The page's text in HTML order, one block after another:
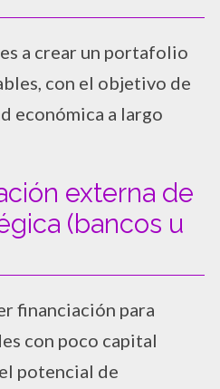
a crear un portafolio
con el objetivo de
económica a largo
externa de
(bancos u
financiación para
con poco capital
potencial de